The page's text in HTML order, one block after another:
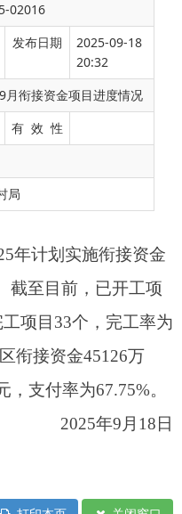
02016
发布日期
2025-09-18
20:32
月衔接资金项目进度情况
有 效 性
局
前，已开工项
33个，完工率为
金45126万
2025年9月18日